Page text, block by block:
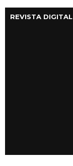
REVISTA DIGITAL